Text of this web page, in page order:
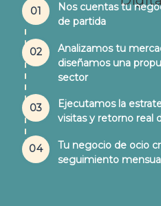
01
Nos cuentas tu
de partida
02
Analizamos tu
diseñamos una
sector
03
Ejecutamos la
visitas y retorno real
04
Tu negocio de ocio
seguimiento